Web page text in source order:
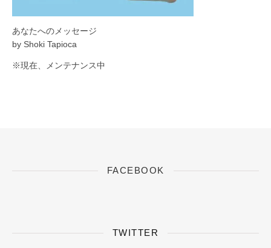
あなたへのメッセージ
by Shoki Tapioca
※現在、メンテナンス中
FACEBOOK
TWITTER